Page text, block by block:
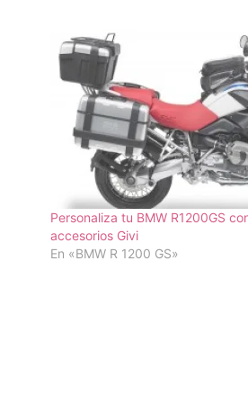
Personaliza tu BMW R1200GS
accesorios Givi
En «BMW R 1200 GS»